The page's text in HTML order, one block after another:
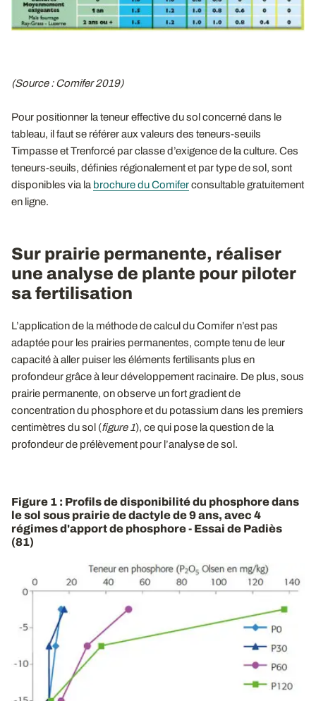
(Source : Comifer 2019)
Pour positionner la teneur effective du sol concerné dans le
tableau, il faut se référer aux valeurs des teneurs-seuils
Timpasse et Trenforcé par classe d’exigence de la culture. Ces
teneurs-seuils, définies régionalement et par type de sol, sont
disponibles via la brochure du Comiferconsultable gratuitement
en ligne.
Sur prairie permanente, réaliser
une analyse de plante pour piloter
sa fertilisation
L’application de la méthode de calcul du Comifer n’est pas
adaptée pour les prairies permanentes, compte tenu de leur
capacité à aller puiser les éléments fertilisants plus en
profondeur grâce à leur développement racinaire. De plus, sous
prairie permanente, on observe un fort gradient de
concentration du phosphore et du potassium dans les premiers
centimètres du sol (figure 1), ce qui pose la question de la
profondeur de prélèvement pour l’analyse de sol.
Figure 1 : Profils de disponibilité du phosphore dans
le sol sous prairie de dactyle de 9 ans, avec 4
régimes d'apport de phosphore - Essai de Padiès
(81)